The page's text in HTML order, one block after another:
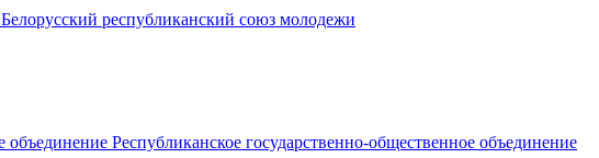
Белорусский республиканский союз молодежи
Республиканское государственно-общественное объединение